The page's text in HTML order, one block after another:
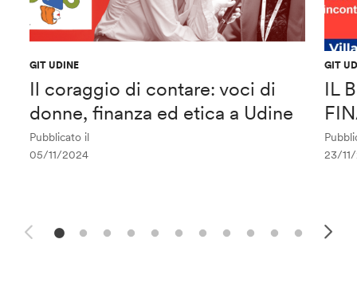
GIT UDINE
Il coraggio di contare: voci di
donne, finanza ed etica a Udine
Pubblicato il
05/11/2024
GIT
IL
23/